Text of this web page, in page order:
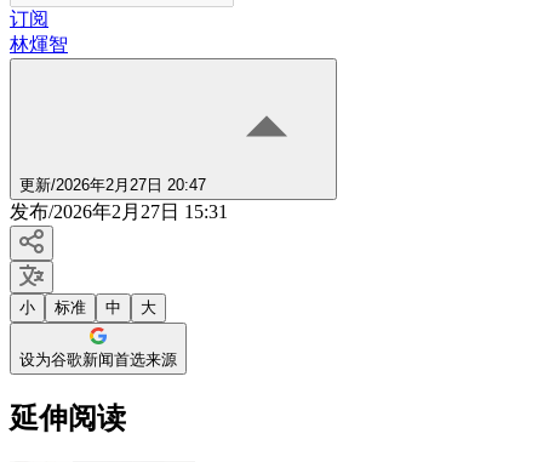
订阅
林煇智
更新/2026年2月27日 20:47
发布/2026年2月27日 15:31
小 标准 中 大
设为谷歌新闻首选来源
延伸阅读